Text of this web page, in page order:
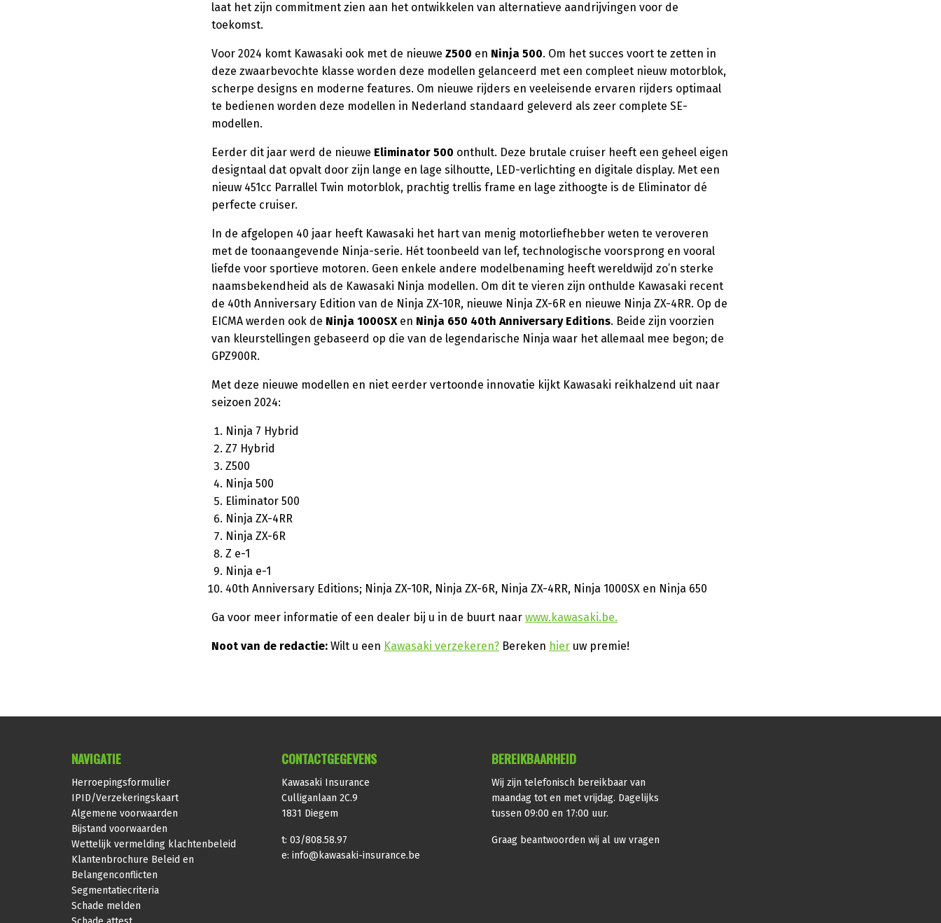
laat het zijn commitment zien aan het ontwikkelen van alternatieve aandrijvingen voor de
toekomst.
Voor 2024 komt Kawasaki ook met de nieuwe Z500 en Ninja 500. Om het succes voort te zetten in
deze zwaarbevochte klasse worden deze modellen gelanceerd met een compleet nieuw motorblok,
scherpe designs en moderne features. Om nieuwe rijders en veeleisende ervaren rijders optimaal
te bedienen worden deze modellen in Nederland standaard geleverd als zeer complete SE-
modellen.
Eerder dit jaar werd de nieuwe Eliminator 500 onthult. Deze brutale cruiser heeft een geheel eigen
designtaal dat opvalt door zijn lange en lage silhoutte, LED-verlichting en digitale display. Met een
nieuw 451cc Parrallel Twin motorblok, prachtig trellis frame en lage zithoogte is de Eliminator dé
perfecte cruiser.
In de afgelopen 40 jaar heeft Kawasaki het hart van menig motorliefhebber weten te veroveren
met de toonaangevende Ninja-serie. Hét toonbeeld van lef, technologische voorsprong en vooral
liefde voor sportieve motoren. Geen enkele andere modelbenaming heeft wereldwijd zo’n sterke
naamsbekendheid als de Kawasaki Ninja modellen. Om dit te vieren zijn onthulde Kawasaki recent
de 40th Anniversary Edition van de Ninja ZX-10R, nieuwe Ninja ZX-6R en nieuwe Ninja ZX-4RR. Op de
EICMA werden ook de Ninja 1000SXen Ninja 650 40th Anniversary Editions. Beide zijn voorzien
van kleurstellingen gebaseerd op die van de legendarische Ninja waar het allemaal mee begon; de
GPZ900R.
Met deze nieuwe modellen en niet eerder vertoonde innovatie kijkt Kawasaki reikhalzend uit naar
seizoen 2024:
Ninja 7 Hybrid
Z7 Hybrid
Z500
Ninja 500
Eliminator 500
Ninja ZX-4RR
Ninja ZX-6R
Z e-1
Ninja e-1
40th Anniversary Editions; Ninja ZX-10R, Ninja ZX-6R, Ninja ZX-4RR, Ninja 1000SX en Ninja 650
Ga voor meer informatie of een dealer bij u in de buurt naar www.kawasaki.be.
Noot van de redactie: Wilt u een Kawasaki verzekeren? Bereken hier uw premie!
NAVIGATIE
Herroepingsformulier
IPID/Verzekeringskaart
Algemene voorwaarden
Bijstand voorwaarden
Wettelijk vermelding klachtenbeleid
Klantenbrochure Beleid en
Belangenconflicten
Segmentatiecriteria
Schade melden
CONTACTGEGEVENS
Kawasaki Insurance
Culliganlaan 2C.9
1831 Diegem
t: 03/808.58.97
e: info@kawasaki-insurance.be
BEREIKBAARHEID
Wij zijn telefonisch bereikbaar van
maandag tot en met vrijdag. Dagelijks
tussen 09:00 en 17:00 uur.
Graag beantwoorden wij al uw vragen